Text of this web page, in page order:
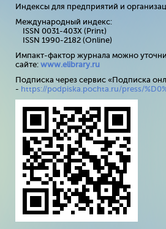
Индексы для предприятий и
Международный индекс:
ISSN 0031-403X (Print)
ISSN 1990-2182 (Online)
Импакт-фактор журнала можно
сайте: www.elibrary.ru
Подписка через сервис «Подписка
- https://podpiska.pochta.ru/press/